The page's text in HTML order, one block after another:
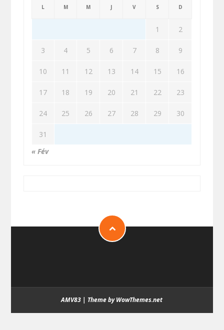
L M M J V S D
1 2
3 4 5 6 7 8 9
10 11 12 13 14 15 16
17 18 19 20 21 22 23
24 25 26 27 28 29 30
31
« Fév
AMV83 | Theme by WowThemes.net